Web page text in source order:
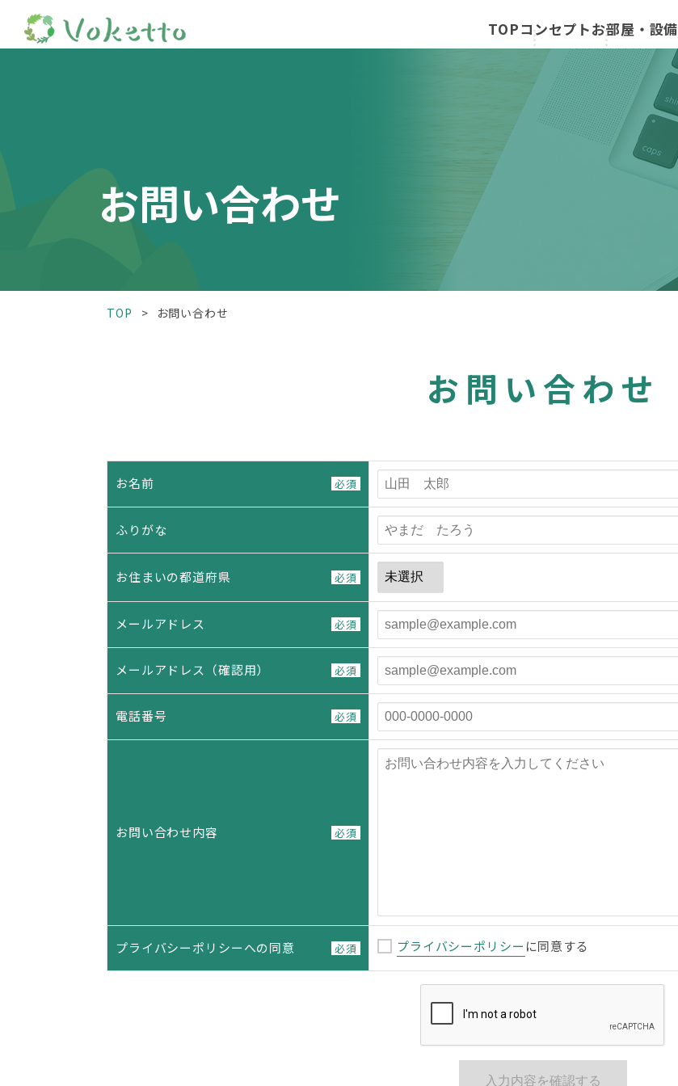
TOPコンセプトお部屋・設備
お問い合わせ
TOP お問い合わせ
お問い合わせ
お名前 必須
ふりがな
お住まいの都道府県 必須
メールアドレス 必須
メールアドレス（確認用） 必須
電話番号 必須
お問い合わせ内容 必須
プライバシーポリシーへの同意 必須 プライバシーポリシー に同意する